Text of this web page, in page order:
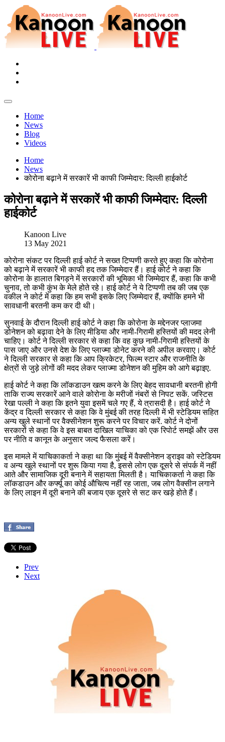
Home
News
Blog
Videos
Home
News
कोरोना बढ़ाने में सरकारें भी काफी जिम्मेदार: दिल्ली हाईकोर्ट
कोरोना बढ़ाने में सरकारें भी काफी जिम्मेदार: दिल्ली
हाईकोर्ट
Kanoon Live
13 May 2021
कोरोना संकट पर दिल्ली हाई कोर्ट ने सख्त टिप्पणी करते हुए कहा कि कोरोना
को बढ़ाने में सरकारें भी काफी हद तक जिम्मेदार हैं। हाई कोर्ट ने कहा कि
कोरोना के हालात बिगड़ने में सरकारों की भूमिका भी जिम्मेदार हैं, कहा कि कभी
चुनाव, तो कभी कुंभ के मेले होते रहे। हाई कोर्ट ने ये टिप्पणी तब की जब एक
वकील ने कोर्ट में कहा कि हम सभी इसके लिए जिम्मेदार हैं, क्योंकि हमने भी
सावधानी बरतनी कम कर दी थी।
सुनवाई के दौरान दिल्ली हाई कोर्ट ने कहा कि कोरोना के मद्देनजर प्लाजमा
डोनेशन को बढ़ावा देने के लिए मीडिया और नामी-गिरामी हस्तियों की मदद लेनी
चाहिए। कोर्ट ने दिल्ली सरकार से कहा कि वह कुछ नामी-गिरामी हस्तियों के
पास जाए और उनसे देश के लिए प्लाज्मा डोनेट करने की अपील करवाए। कोर्ट
ने दिल्ली सरकार से कहा कि आप क्रिकेटर, फिल्म स्टार और राजनीति के
क्षेत्रों से जुड़े लोगों की मदद लेकर प्लाज्मा डोनेशन की मुहिम को आगे बढ़ाइए.
हाई कोर्ट ने कहा कि लॉकडाउन खत्म करने के लिए बेहद सावधानी बरतनी होगी
ताकि राज्य सरकारें आने वाले कोरोना के मरीजों नंबरों से निपट सकें. जस्टिस
रेखा पल्ली ने कहा कि इतने युवा इसमें चले गए हैं, ये त्रासदी है। हाई कोर्ट ने
केंद्र व दिल्ली सरकार से कहा कि वे मुंबई की तरह दिल्ली में भी स्टेडियम सहित
अन्य खुले स्थानों पर वैक्सीनेशन शुरू करने पर विचार करें. कोर्ट ने दोनों
सरकारों से कहा कि वे इस बाबत दाखिल याचिका को एक रिपोर्ट समझें और उस
पर नीति व कानून के अनुसार जल्द फैसला करें।
इस मामले में याचिकाकर्ता ने कहा था कि मुंबई में वैक्सीनेशन ड्राइव को स्टेडियम
व अन्य खुले स्थानों पर शुरू किया गया है, इससे लोग एक दूसरे से संपर्क में नहीं
आते और सामाजिक दूरी बनाने में सहायता मिलती है। याचिकाकर्ता ने कहा कि
लॉकडाउन और कर्फ्यू का कोई औचित्य नहीं रह जाता, जब लोग वैक्सीन लगाने
के लिए लाइन में दूरी बनाने की बजाय एक दूसरे से सट कर खड़े होते हैं।
Prev
Next